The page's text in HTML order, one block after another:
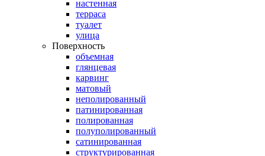
настенная
терраса
туалет
улица
Поверхность
объемная
глянцевая
карвинг
матовый
неполированный
патинированная
полированная
полуполированный
сатинированная
структурированная